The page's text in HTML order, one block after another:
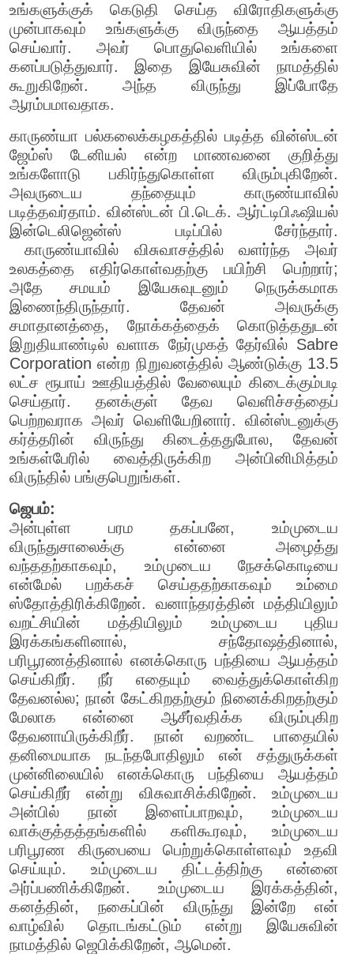
உங்களுக்குக் கெடுதி செய்த விரோதிகளுக்கு
முன்பாகவும் உங்களுக்கு விருந்தை ஆயத்தம்
செய்வார். அவர் பொதுவெளியில் உங்களை
கனப்படுத்துவார். இதை இயேசுவின் நாமத்தில்
கூறுகிறேன். அந்த விருந்து இப்போதே
ஆரம்பமாவதாக.
காருண்யா பல்கலைக்கழகத்தில் படித்த வின்ஸ்டன்
ஜேம்ஸ் டேனியல் என்ற மாணவனை குறித்து
உங்களோடு பகிர்ந்துகொள்ள விரும்புகிறேன்.
அவருடைய தந்தையும் காருண்யாவில்
படித்தவர்தாம். வின்ஸ்டன் பி.டெக். ஆர்ட்டிபிஃஷியல்
இன்டெலிஜென்ஸ் படிப்பில் சேர்ந்தார்.
காருண்யாவில் விசுவாசத்தில் வளர்ந்த அவர்
உலகத்தை எதிர்கொள்வதற்கு பயிற்சி பெற்றார்;
அதே சமயம் இயேசுவுடனும் நெருக்கமாக
இணைந்திருந்தார். தேவன் அவருக்கு
சமாதானத்தை, நோக்கத்தைக் கொடுத்ததுடன்
இறுதியாண்டில் வளாக நேர்முகத் தேர்வில் Sabre
Corporation என்ற நிறுவனத்தில் ஆண்டுக்கு 13.5
லட்ச ரூபாய் ஊதியத்தில் வேலையும் கிடைக்கும்படி
செய்தார். தனக்குள் தேவ வெளிச்சத்தைப்
பெற்றவராக அவர் வெளியேறினார். வின்ஸ்டனுக்கு
கர்த்தரின் விருந்து கிடைத்ததுபோல, தேவன்
உங்கள்பேரில் வைத்திருக்கிற அன்பினிமித்தம்
விருந்தில் பங்குபெறுங்கள்.
ஜெபம்:
அன்புள்ள பரம தகப்பனே, உம்முடைய
விருந்துசாலைக்கு என்னை அழைத்து
வந்ததற்காகவும், உம்முடைய நேசக்கொடியை
என்மேல் பறக்கச் செய்ததற்காகவும் உம்மை
ஸ்தோத்திரிக்கிறேன். வனாந்தரத்தின் மத்தியிலும்
வறட்சியின் மத்தியிலும் உம்முடைய புதிய
இரக்கங்களினால், சந்தோஷத்தினால்,
பரிபூரணத்தினால் எனக்கொரு பந்தியை ஆயத்தம்
செய்கிறீர். நீர் எதையும் வைத்துக்கொள்கிற
தேவனல்ல; நான் கேட்கிறதற்கும் நினைக்கிறதற்கும்
மேலாக என்னை ஆசீர்வதிக்க விரும்புகிற
தேவனாயிருக்கிறீர். நான் வறண்ட பாதையில்
தனிமையாக நடந்தபோதிலும் என் சத்துருக்கள்
முன்னிலையில் எனக்கொரு பந்தியை ஆயத்தம்
செய்கிறீர் என்று விசுவாசிக்கிறேன். உம்முடைய
அன்பில் நான் இளைப்பாறவும், உம்முடைய
வாக்குத்தத்தங்களில் களிகூரவும், உம்முடைய
பரிபூரண கிருபையை பெற்றுக்கொள்ளவும் உதவி
செய்யும். உம்முடைய திட்டத்திற்கு என்னை
அர்ப்பணிக்கிறேன். உம்முடைய இரக்கத்தின்,
கனத்தின், நகைப்பின் விருந்து இன்றே என்
வாழ்வில் தொடங்கட்டும் என்று இயேசுவின்
நாமத்தில் ஜெபிக்கிறேன், ஆமென்.